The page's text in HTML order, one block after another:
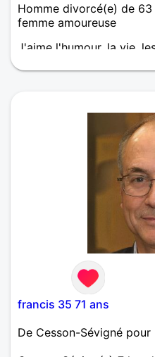
Homme divorcé(e) de
femme amoureuse
J'aime l'humour, la vie,
que tu as confiance en
francis 35 71 ans
De Cesson-Sévigné